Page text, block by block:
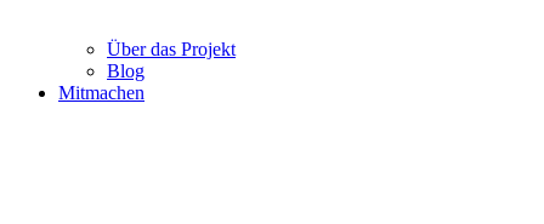
Über das Projekt
Blog
Mitmachen